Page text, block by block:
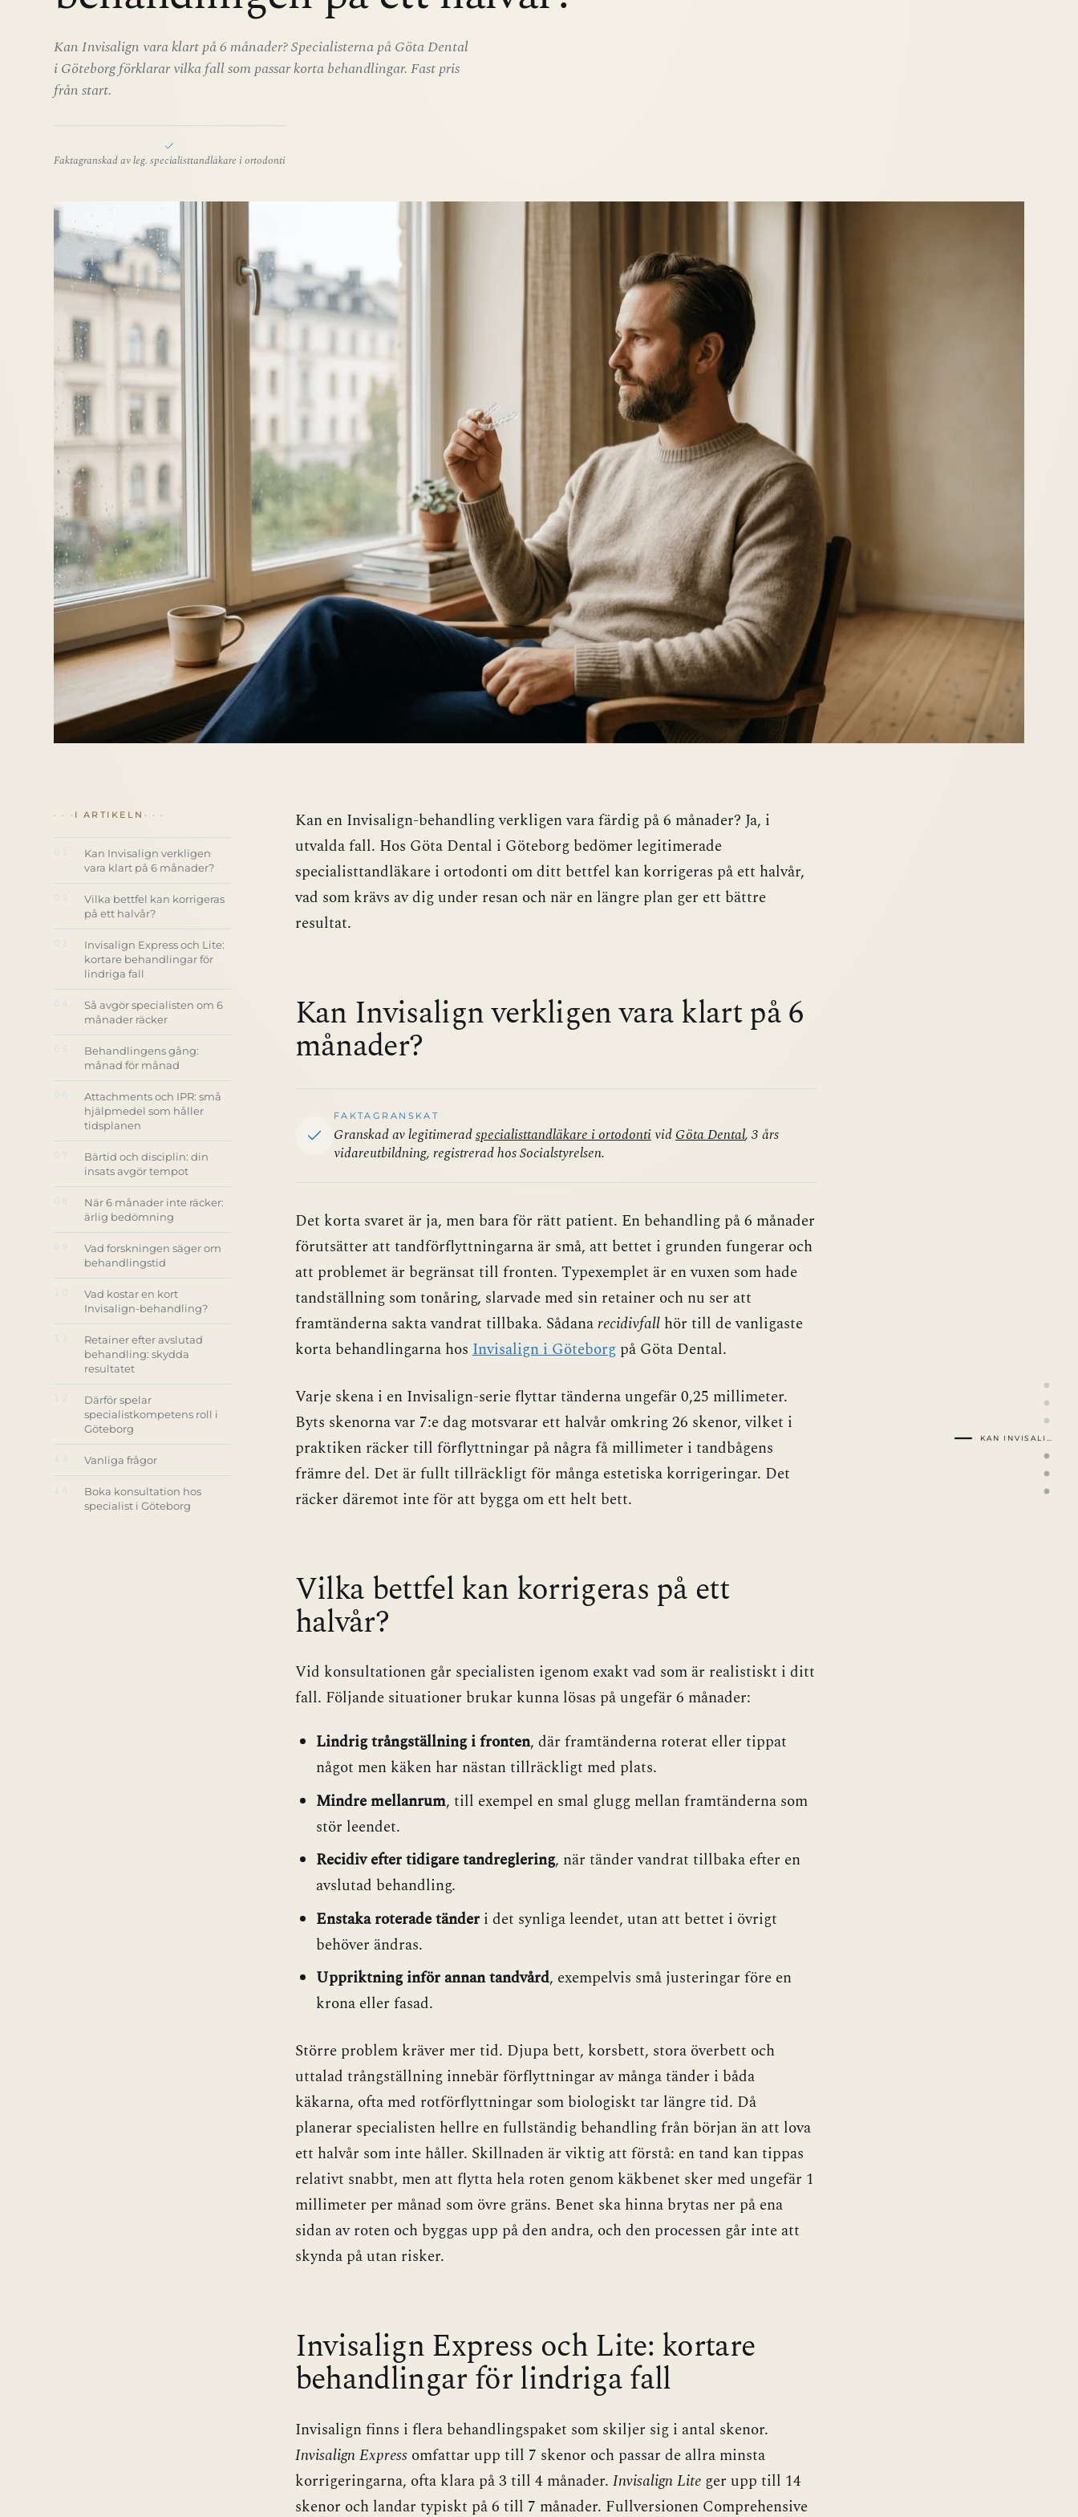
Kan Invisalign vara klart på 6 månader? Specialisterna på Göta Dental
i Göteborg förklarar vilka fall som passar korta behandlingar. Fast pris
från start.
Faktagranskad av leg. specialisttandläkare i ortodonti
I ARTIKELN
Kan Invisalign verkligen
vara klart på 6 månader?
Vilka bettfel kan korrigeras
på ett halvår?
03
Invisalign Express och Lite:
kortare behandlingar för
lindriga fall
04
Så avgör specialisten om 6
månader räcker
Behandlingens gång:
månad för månad
06
Attachments och IPR: små
hjälpmedel som håller
tidsplanen
Bärtid och disciplin: din
insats avgör tempot
När 6 månader inte räcker:
ärlig bedömning
Vad forskningen säger om
behandlingstid
Vad kostar en kort
Invisalign-behandling?
Retainer efter avslutad
behandling: skydda
resultatet
Därför spelar
specialistkompetens roll i
Göteborg
13 Vanliga frågor
14
Boka konsultation hos
specialist i Göteborg
Kan en Invisalign-behandling verkligen vara färdig på 6 månader? Ja, i
utvalda fall. Hos Göta Dental i Göteborg bedömer legitimerade
specialisttandläkare i ortodonti om ditt bettfel kan korrigeras på ett halvår,
vad som krävs av dig under resan och när en längre plan ger ett bättre
resultat.
Kan Invisalign verkligen vara klart på 6
månader?
FAKTAGRANSKAT
Granskad av legitimeradspecialisttandläkare i ortodontividGöta Dental, 3 års
vidareutbildning, registrerad hos Socialstyrelsen.
Det korta svaret är ja, men bara för rätt patient. En behandling på 6 månader
förutsätter att tandförflyttningarna är små, att bettet i grunden fungerar och
att problemet är begränsat till fronten. Typexemplet är en vuxen som hade
tandställning som tonåring, slarvade med sin retainer och nu ser att
framtänderna sakta vandrat tillbaka. Sådana recidivfallhör till de vanligaste
korta behandlingarna hosInvisalign i Göteborgpå Göta Dental.
Varje skena i en Invisalign-serie flyttar tänderna ungefär 0,25 millimeter.
Byts skenorna var 7:e dag motsvarar ett halvår omkring 26 skenor, vilket i
praktiken räcker till förflyttningar på några få millimeter i tandbågens
främre del. Det är fullt tillräckligt för många estetiska korrigeringar. Det
räcker däremot inte för att bygga om ett helt bett.
Vilka bettfel kan korrigeras på ett
halvår?
Vid konsultationen går specialisten igenom exakt vad som är realistiskt i ditt
fall. Följande situationer brukar kunna lösas på ungefär 6 månader:
Lindrig trångställning i fronten, där framtänderna roterat eller tippat
något men käken har nästan tillräckligt med plats.
Mindre mellanrum, till exempel en smal glugg mellan framtänderna som
stör leendet.
Recidiv efter tidigare tandreglering, när tänder vandrat tillbaka efter en
avslutad behandling.
Enstaka roterade tänder i det synliga leendet, utan att bettet i övrigt
behöver ändras.
Uppriktning inför annan tandvård, exempelvis små justeringar före en
krona eller fasad.
Större problem kräver mer tid. Djupa bett, korsbett, stora överbett och
uttalad trångställning innebär förflyttningar av många tänder i båda
käkarna, ofta med rotförflyttningar som biologiskt tar längre tid. Då
planerar specialisten hellre en fullständig behandling från början än att lova
ett halvår som inte håller. Skillnaden är viktig att förstå: en tand kan tippas
relativt snabbt, men att flytta hela roten genom käkbenet sker med ungefär 1
millimeter per månad som övre gräns. Benet ska hinna brytas ner på ena
sidan av roten och byggas upp på den andra, och den processen går inte att
skynda på utan risker.
Invisalign Express och Lite: kortare
behandlingar för lindriga fall
Invisalign finns i flera behandlingspaket som skiljer sig i antal skenor.
Invisalign Expressomfattar upp till 7 skenor och passar de allra minsta
korrigeringarna, ofta klara på 3 till 4 månader. Invisalign Liteger upp till 14
skenor och landar typiskt på 6 till 7 månader. Fullversionen Comprehensive
KAN INVISALIGN